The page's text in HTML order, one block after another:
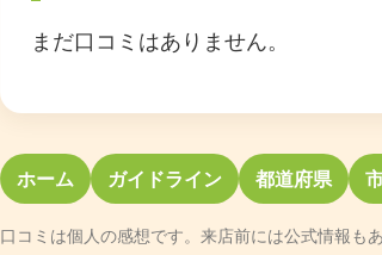
まだ口コミはありません。
ホーム ガイドライン 都道府県
口コミは個人の感想です。来店前には公式情報も